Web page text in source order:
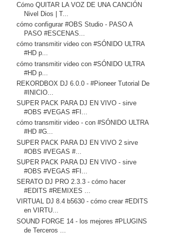
Cómo QUITAR LA VOZ DE UNA CANCIÓN
Nivel Dios | T...
cómo configurar #OBS Studio - PASO A
PASO #ESCENAS...
cómo transmitir video con #SÓNIDO ULTRA
#HD p...
cómo transmitir video con #SÓNIDO ULTRA
#HD p...
REKORDBOX DJ 6.0.0 - #Pioneer Tutorial De
#INICIO...
SUPER PACK PARA DJ EN VIVO - sirve
#OBS #VEGAS #FI...
cómo transmitir video - con #SÓNIDO ULTRA
#HD #G...
SUPER PACK PARA DJ EN VIVO 2 sirve
#OBS #VEGAS #...
SUPER PACK PARA DJ EN VIVO - sirve
#OBS #VEGAS #FI...
SERATO DJ PRO 2.3.3 - cómo hacer
#EDITS #REMIXES ...
VIRTUAL DJ 8.4 b5630 - cómo crear #EDITS
en VIRTU...
SOUND FORGE 14 - los mejores #PLUGINS
de Terceros ...